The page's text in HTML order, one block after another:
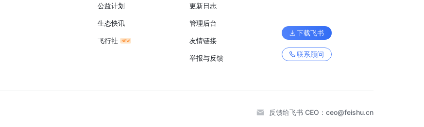
公益计划
生态快讯
飞行社
更新日志
管理后台
友情链接
举报与反馈
下载飞书
联系顾问
反馈给飞书 CEO： ceo@feishu.cn